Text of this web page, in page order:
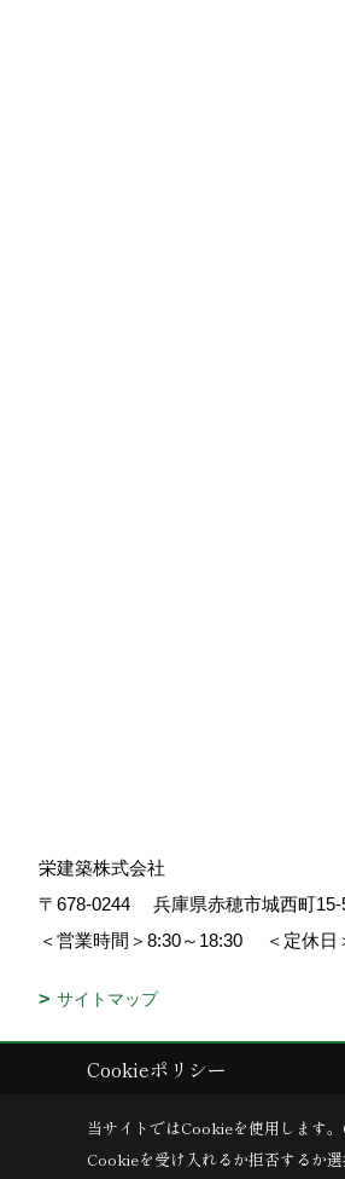
栄建築株式会社
〒678-0244
兵庫県赤穂市城西町
＜営業時間＞8:30～18:30
＜定休日
サイトマップ
Copyright (c) SAKAE-KENCHIKU. All
Cookieポリシー
当サイトではCookieを使用します。
Cookieを受け入れるか拒否するか選